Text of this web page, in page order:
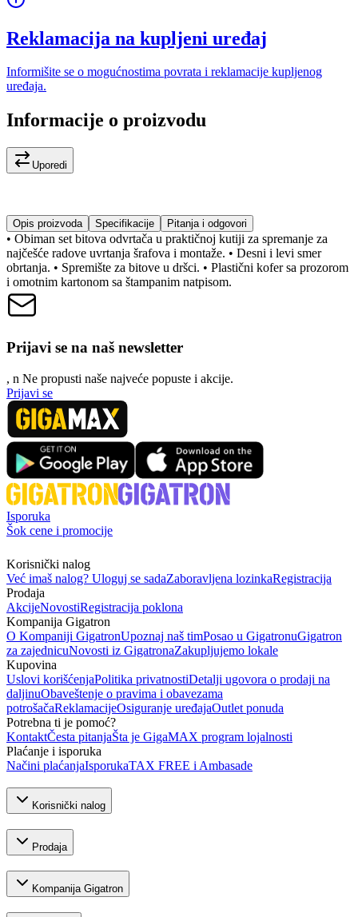
Reklamacija na kupljeni uređaj
Informišite se o mogućnostima povrata i reklamacije kupljenog
uređaja.
Informacije o proizvodu
Uporedi
Opis proizvoda Specifikacije Pitanja i odgovori
• Obiman set bitova odvrtača u praktičnoj kutiji za spremanje za
najčešće radove uvrtanja šrafova i montaže. • Desni i levi smer
obrtanja. • Spremište za bitove u dršci. • Plastični kofer sa prozorom
i omotnim kartonom sa štampanim natpisom.
Prijavi se na naš newsletter
, n Ne propusti naše najveće popuste i akcije.
Prijavi se
Isporuka
Šok cene i promocije
Korisnički nalog
Već imaš nalog? Uloguj se sadaZaboravljena lozinkaRegistracija
Prodaja
AkcijeNovostiRegistracija poklona
Kompanija Gigatron
O Kompaniji GigatronUpoznaj naš timPosao u GigatronuGigatron
za zajednicuNovosti iz GigatronaZakupljujemo lokale
Kupovina
Uslovi korišćenjaPolitika privatnostiDetalji ugovora o prodaji na
daljinuObaveštenje o pravima i obavezama
potrošačaReklamacijeOsiguranje uređajaOutlet ponuda
Potrebna ti je pomoć?
KontaktČesta pitanjaŠta je GigaMAX program lojalnosti
Plaćanje i isporuka
Načini plaćanjaIsporukaTAX FREE i Ambasade
Korisnički nalog
Prodaja
Kompanija Gigatron